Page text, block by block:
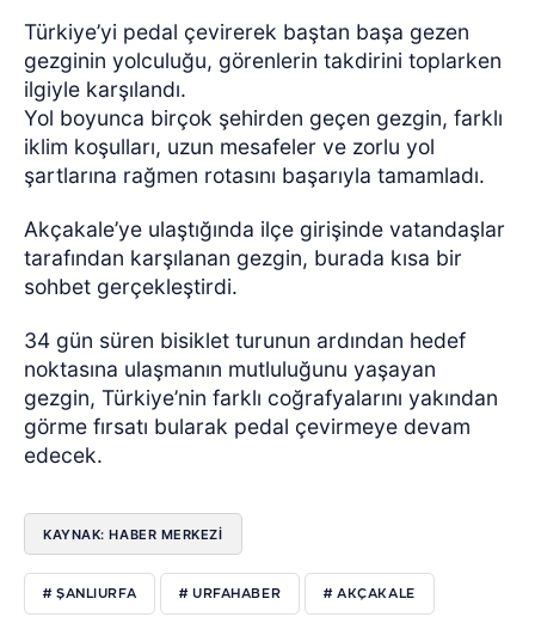
Türkiye’yi pedal çevirerek baştan başa gezen
gezginin yolculuğu, görenlerin takdirini toplarken
ilgiyle karşılandı.
Yol boyunca birçok şehirden geçen gezgin, farklı
iklim koşulları, uzun mesafeler ve zorlu yol
şartlarına rağmen rotasını başarıyla tamamladı.
Akçakale’ye ulaştığında ilçe girişinde vatandaşlar
tarafından karşılanan gezgin, burada kısa bir
sohbet gerçekleştirdi.
34 gün süren bisiklet turunun ardından hedef
noktasına ulaşmanın mutluluğunu yaşayan
gezgin, Türkiye’nin farklı coğrafyalarını yakından
görme fırsatı bularak pedal çevirmeye devam
edecek.
KAYNAK: HABER MERKEZI
# ŞANLIURFA # URFAHABER # AKÇAKALE